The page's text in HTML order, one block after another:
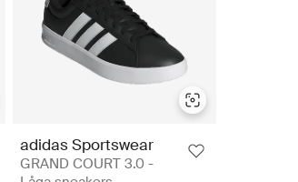
adidas Sportswear
GRAND COURT 3.0 -